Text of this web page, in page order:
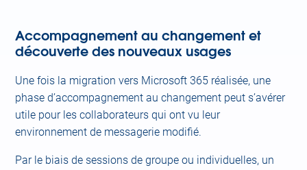
Accompagnement au changement et
découverte des nouveaux usages
Une fois la migration vers Microsoft 365 réalisée, une
phase d’accompagnement au changement peut s’avérer
utile pour les collaborateurs qui ont vu leur
environnement de messagerie modifié.
Par le biais de sessions de groupe ou individuelles, un